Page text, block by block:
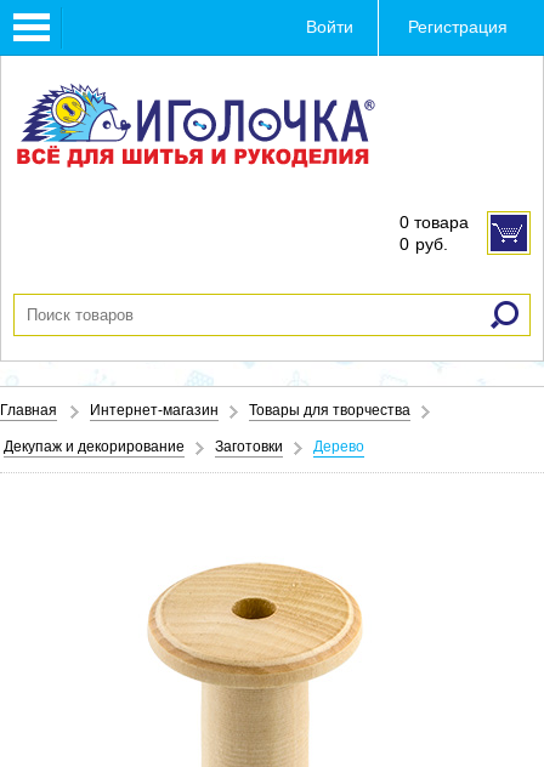
Toggle
navigation
Войти Регистрация
0 товара
0 руб.
Главная Интернет-магазин Товары для творчества
Декупаж и декорирование Заготовки Дерево